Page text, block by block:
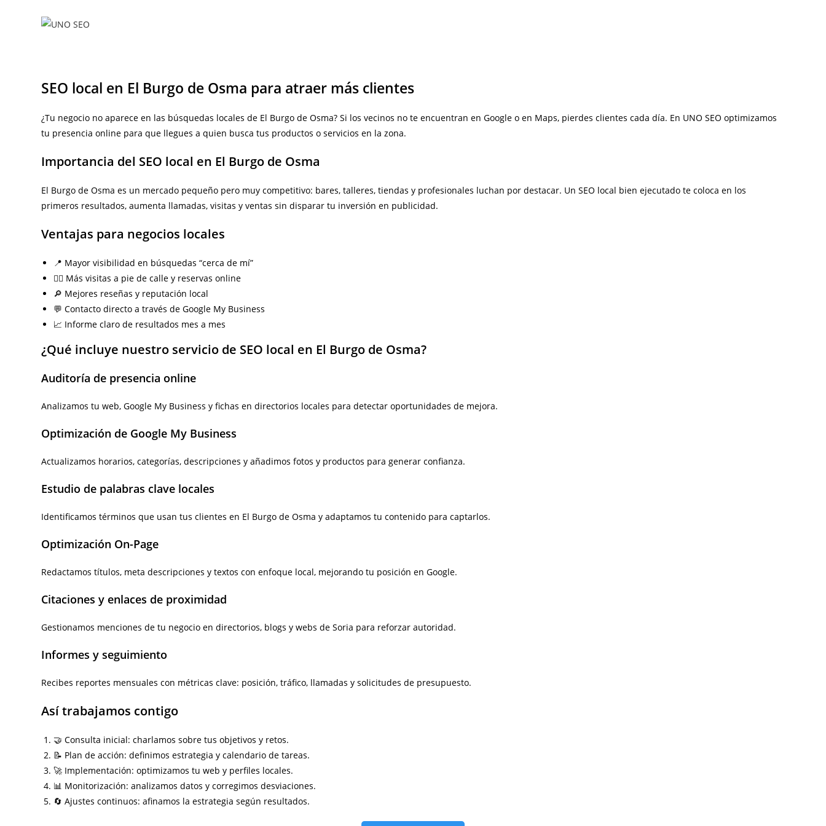
SEO local en El Burgo de Osma para atraer más clientes
¿Tu negocio no aparece en las búsquedas locales de El Burgo de Osma? Si los vecinos no te encuentran en Google o en Maps, pierdes clientes cada día. En UNO SEO optimizamos
tu presencia online para que llegues a quien busca tus productos o servicios en la zona.
Importancia del SEO local en El Burgo de Osma
El Burgo de Osma es un mercado pequeño pero muy competitivo: bares, talleres, tiendas y profesionales luchan por destacar. Un SEO local bien ejecutado te coloca en los
primeros resultados, aumenta llamadas, visitas y ventas sin disparar tu inversión en publicidad.
Ventajas para negocios locales
📍 Mayor visibilidad en búsquedas “cerca de mí”
🚶‍♂️ Más visitas a pie de calle y reservas online
🔎 Mejores reseñas y reputación local
💬 Contacto directo a través de Google My Business
📈 Informe claro de resultados mes a mes
¿Qué incluye nuestro servicio de SEO local en El Burgo de Osma?
Auditoría de presencia online
Analizamos tu web, Google My Business y fichas en directorios locales para detectar oportunidades de mejora.
Optimización de Google My Business
Actualizamos horarios, categorías, descripciones y añadimos fotos y productos para generar confianza.
Estudio de palabras clave locales
Identificamos términos que usan tus clientes en El Burgo de Osma y adaptamos tu contenido para captarlos.
Optimización On-Page
Redactamos títulos, meta descripciones y textos con enfoque local, mejorando tu posición en Google.
Citaciones y enlaces de proximidad
Gestionamos menciones de tu negocio en directorios, blogs y webs de Soria para reforzar autoridad.
Informes y seguimiento
Recibes reportes mensuales con métricas clave: posición, tráfico, llamadas y solicitudes de presupuesto.
Así trabajamos contigo
🤝 Consulta inicial: charlamos sobre tus objetivos y retos.
📝 Plan de acción: definimos estrategia y calendario de tareas.
🚀 Implementación: optimizamos tu web y perfiles locales.
📊 Monitorización: analizamos datos y corregimos desviaciones.
🔄 Ajustes continuos: afinamos la estrategia según resultados.